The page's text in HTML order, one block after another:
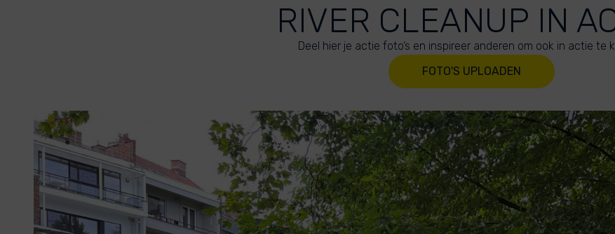
RIVER CLEANUP IN
Deel hier je actie foto’s en inspireer anderen om ook in actie te
FOTO'S UPLOADEN